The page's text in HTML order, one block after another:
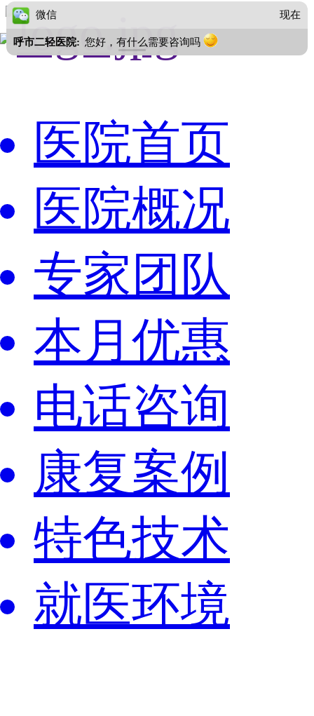
医院首页
医院概况
专家团队
本月优惠
电话咨询
康复案例
特色技术
就医环境